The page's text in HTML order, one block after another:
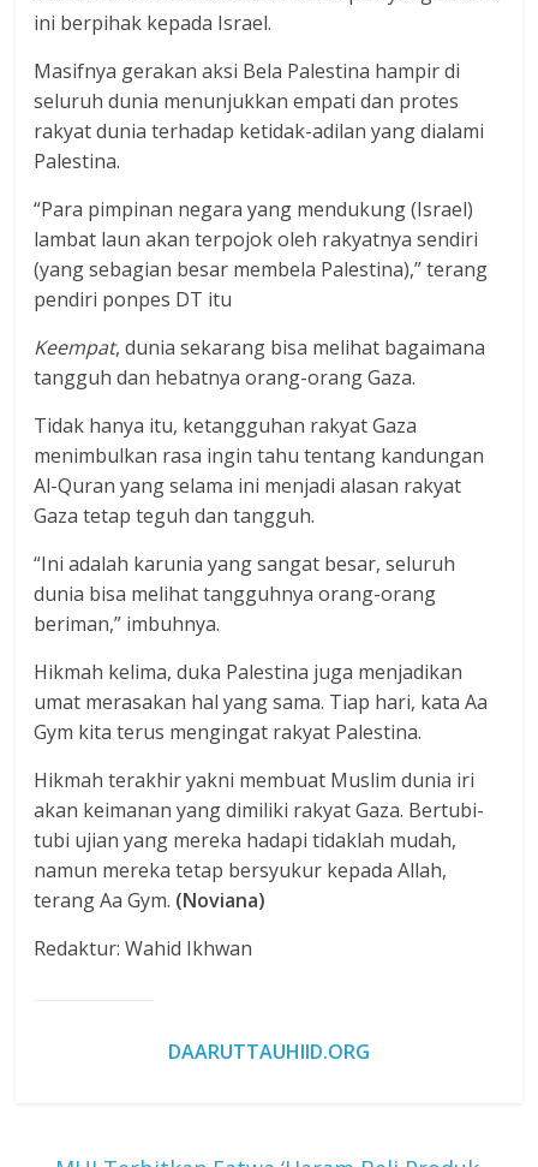
ini berpihak kepada Israel.
Masifnya gerakan aksi Bela Palestina hampir di
seluruh dunia menunjukkan empati dan protes
rakyat dunia terhadap ketidak-adilan yang dialami
Palestina.
“Para pimpinan negara yang mendukung (Israel)
lambat laun akan terpojok oleh rakyatnya sendiri
(yang sebagian besar membela Palestina),” terang
pendiri ponpes DT itu
Keempat, dunia sekarang bisa melihat bagaimana
tangguh dan hebatnya orang-orang Gaza.
Tidak hanya itu, ketangguhan rakyat Gaza
menimbulkan rasa ingin tahu tentang kandungan
Al-Quran yang selama ini menjadi alasan rakyat
Gaza tetap teguh dan tangguh.
“Ini adalah karunia yang sangat besar, seluruh
dunia bisa melihat tangguhnya orang-orang
beriman,” imbuhnya.
Hikmah kelima, duka Palestina juga menjadikan
umat merasakan hal yang sama. Tiap hari, kata Aa
Gym kita terus mengingat rakyat Palestina.
Hikmah terakhir yakni membuat Muslim dunia iri
akan keimanan yang dimiliki rakyat Gaza. Bertubi-
tubi ujian yang mereka hadapi tidaklah mudah,
namun mereka tetap bersyukur kepada Allah,
terang Aa Gym. (Noviana)
Redaktur: Wahid Ikhwan
DAARUTTAUHIID.ORG